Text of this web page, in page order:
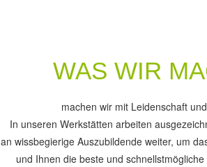
WAS WIR
machen wir mit Leidenschaft
In unseren Werkstätten arbeiten
wissbegierige Auszubildende weiter, um
und Ihnen die beste und